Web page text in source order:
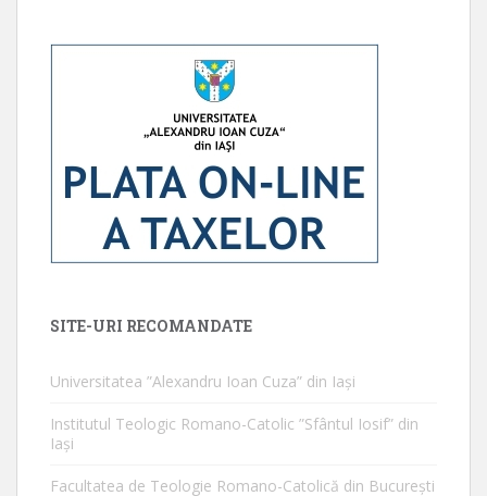
SITE-URI RECOMANDATE
Universitatea ”Alexandru Ioan Cuza” din Iaşi
Institutul Teologic Romano-Catolic ”Sfântul Iosif” din
Iaşi
Facultatea de Teologie Romano-Catolică din Bucureşti